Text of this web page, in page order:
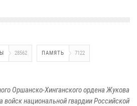
28562 ПАМЯТЬ 7122
Оршанско-Хинганского ордена Жукова
войск национальной гвардии Российской